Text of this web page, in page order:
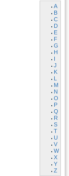
A
B
C
D
E
F
G
H
I
J
K
L
M
N
O
P
Q
R
S
T
U
V
W
X
Y
Z